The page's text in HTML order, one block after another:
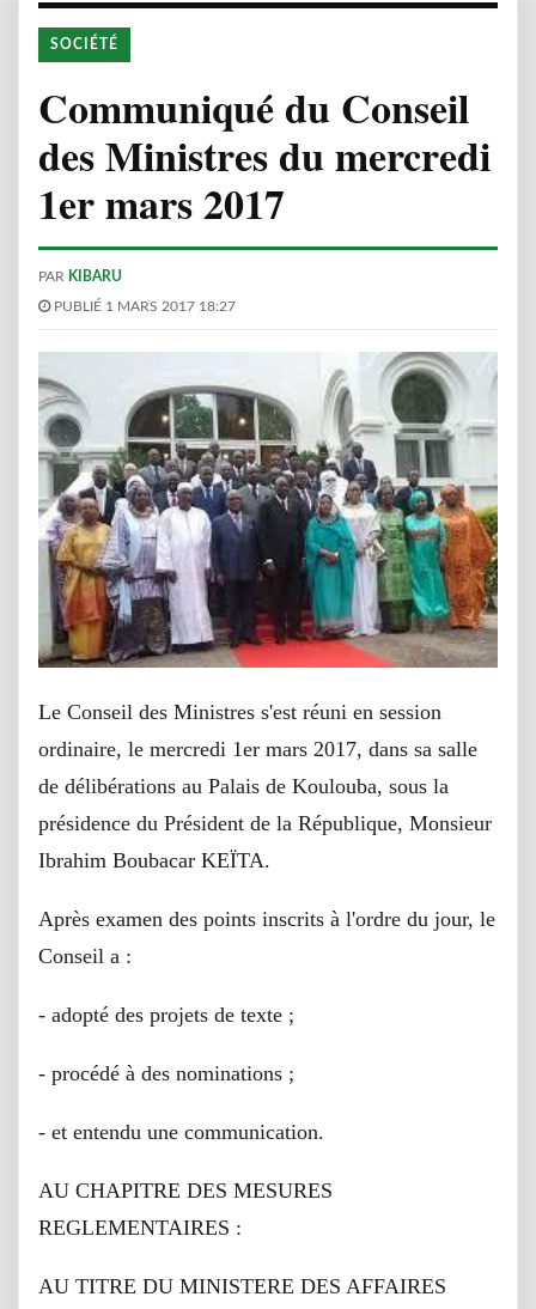
SOCIÉTÉ
Communiqué du Conseil
des Ministres du mercredi
1er mars 2017
PAR KIBARU
PUBLIÉ 1 MARS 2017 18:27
Le Conseil des Ministres s'est réuni en session
ordinaire, le mercredi 1er mars 2017, dans sa salle
de délibérations au Palais de Koulouba, sous la
présidence du Président de la République, Monsieur
Ibrahim Boubacar KEÏTA.
Après examen des points inscrits à l'ordre du jour, le
Conseil a :
- adopté des projets de texte ;
- procédé à des nominations ;
- et entendu une communication.
AU CHAPITRE DES MESURES
REGLEMENTAIRES :
AU TITRE DU MINISTERE DES AFFAIRES